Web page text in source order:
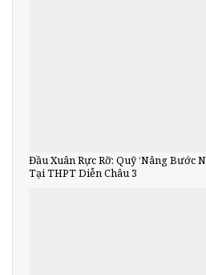
Đầu Xuân Rực Rỡ: Quỹ ‘Nâng Bước
Tại THPT Diễn Châu 3